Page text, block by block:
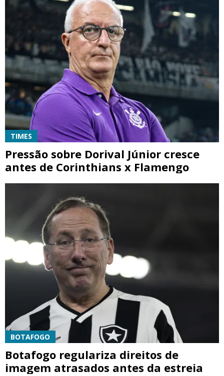
TIMES
Pressão sobre Dorival Júnior cresce
antes de Corinthians x Flamengo
BOTAFOGO
Botafogo regulariza direitos de
imagem atrasados antes da estreia